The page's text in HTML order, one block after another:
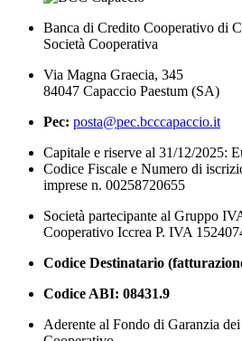
Banca di Credito Cooperativo di
Società Cooperativa
Via Magna Graecia, 345
84047 Capaccio Paestum (SA)
Pec: posta@pec.bcccapaccio.it
Capitale e riserve al 31/12/2025:
Codice Fiscale e Numero di
imprese n. 00258720655
Società partecipante al Gruppo
Cooperativo Iccrea P. IVA
Codice Destinatario
Codice ABI: 08431.9
Aderente al Fondo di Garanzia